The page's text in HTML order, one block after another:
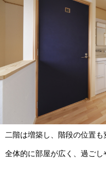
二階は増築し、階段の位置
全体的に部屋が広く、過ごし